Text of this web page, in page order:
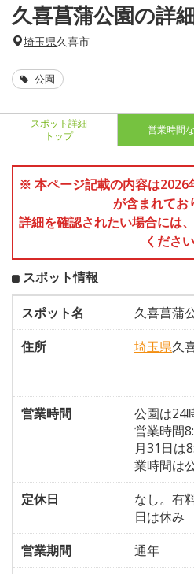
久喜菖蒲公園の詳
埼玉県久喜市
公園
スポット詳細
トップ
営業時間
※ 本ページ記載の内容は2026
が含まれてお
詳細を確認されたい場合には
ください
スポット情報
スポット名
久喜菖蒲
住所
埼玉県久
営業時間
公園は24
営業時間
月31日は
業時間は
定休日
なし。有
日は休み
営業期間
通年